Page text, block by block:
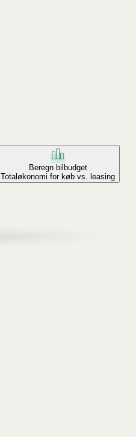
Beregn bilbudget
Totaløkonomi for køb vs. leasing